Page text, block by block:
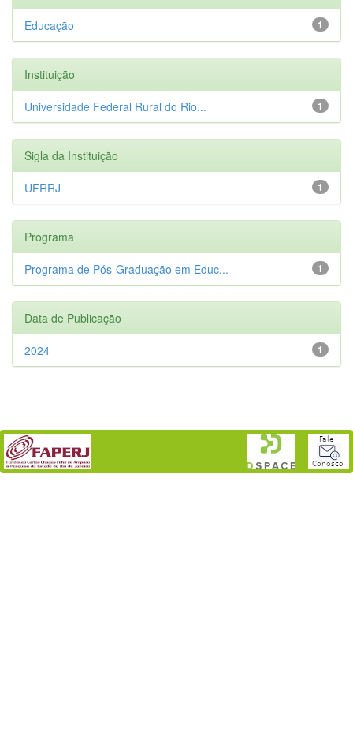
1
Educação
Instituição
1
Universidade Federal Rural do Rio...
Sigla da Instituição
1
UFRRJ
Programa
1
Programa de Pós-Graduação em Educ...
Data de Publicação
1
2024